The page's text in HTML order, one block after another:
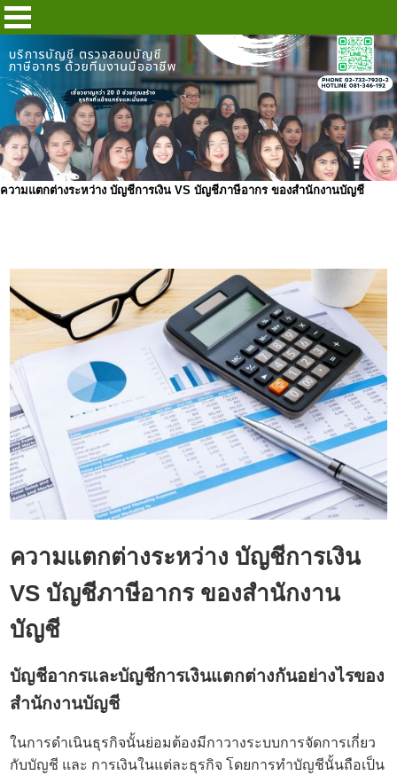
ความแตกต่างระหว่าง บัญชีการเงิน VS บัญชีภาษีอากร ของสำนักงานบัญชี
ความแตกต่างระหว่าง บัญชีการเงิน
VS บัญชีภาษีอากร ของสำนักงาน
บัญชี
บัญชีอากรและบัญชีการเงินแตกต่างกันอย่างไรของ
สำนักงานบัญชี
ในการดำเนินธุรกิจนั้นย่อมต้องมีกาวางระบบการจัดการเกี่ยว
กับบัญชี และ การเงินในแต่ละธุรกิจ โดยการทำบัญชีนั้นถือเป็น